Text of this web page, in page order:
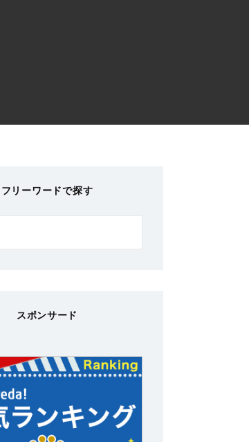
フリーワードで探す
スポンサード